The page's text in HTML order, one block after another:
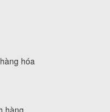
hóa